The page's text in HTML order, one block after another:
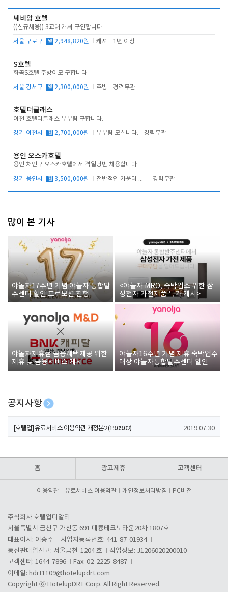
쎄비앙 호텔
((신규채용)) 3교대 캐셔 구인합니다
서울 구로구 월 2,948,820원 캐셔 1년 이상
S호텔
화곡S호텔 주방이모 구합니다
서울 강서구 월 2,300,000원 주방 경력무관
호텔더클래스
이천 호텔더클래스 부부팀 구합니다.
경기 이천시 월 2,700,000원 부부팀 모십니다. 경력무관
용인 오스카호텔
용인 처인구 오스카호텔에서 격일당번 채용합니다
경기 용인시 월 3,500,000원 전반적인 카운터 업무 경력무관
많이 본 기사
야놀자17주년 기념 야놀자 통합발
주센터 할인 프로모션 진행
<야놀자 MRO, 숙박업소 위한 삼
성전자 가전제품 특가 개시>
야놀자제휴점 금융혜택제공 위한
제휴 및 금융서비스 게시
야놀자16주년 기념 제휴 숙박업주
대상 야놀자통합발주센터 할인쿠
폰 증정
공지사항
[호텔업] 개인정보 처리방침 개정본1 (19.09.02)
[호텔업] 유료서비스 이용약관 개정본2 (19.09.02) 2019.07.30
홈 광고제휴 고객센터
이용약관 유료서비스 이용약관 개인정보처리방침 PC버전
주식회사 호텔업디알티
서울특별시 금천구 가산동 691 대륭테크노타운20차 1807호
대표이사: 이송주
사업자등록번호: 441-87-01934
통신판매업신고: 서울금천-1204 호
직업정보: J1206020200010
고객센터: 1644-7896
Fax: 02-2225-8487
이메일: hdrt1109@hotelupdrt.com
Copyright ⓒ HotelupDRT Corp. All Right Reserved.